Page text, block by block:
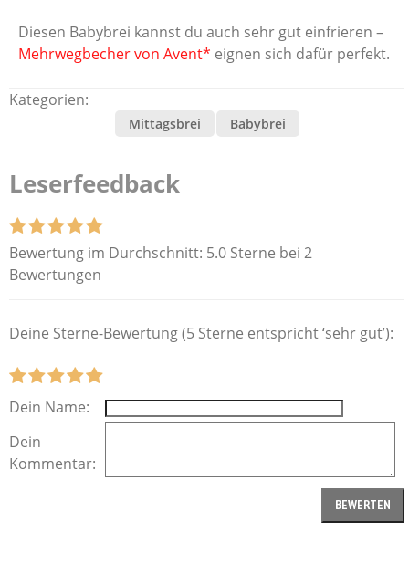
Diesen Babybrei kannst du auch sehr gut einfrieren –
Mehrwegbecher von Avent* eignen sich dafür perfekt.
Kategorien:
Mittagsbrei Babybrei
Leserfeedback
Bewertung im Durchschnitt: 5.0 Sterne bei 2
Bewertungen
Deine Sterne-Bewertung (5 Sterne entspricht ‘sehr gut’):
Dein Name:
Dein
Kommentar: